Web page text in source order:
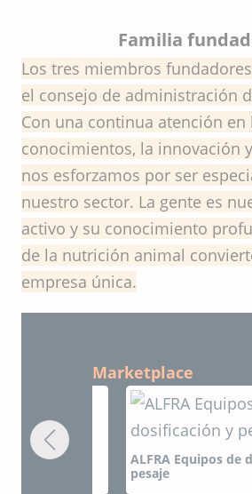
Familia
Los tres miembros
el consejo de administración
Con una continua atención en
conocimientos, la innovación
nos esforzamos por ser
nuestro sector. La gente es
activo y su conocimiento
de la nutrición animal
empresa única.
Marketplace
ALFRA Equipos de
pesaje